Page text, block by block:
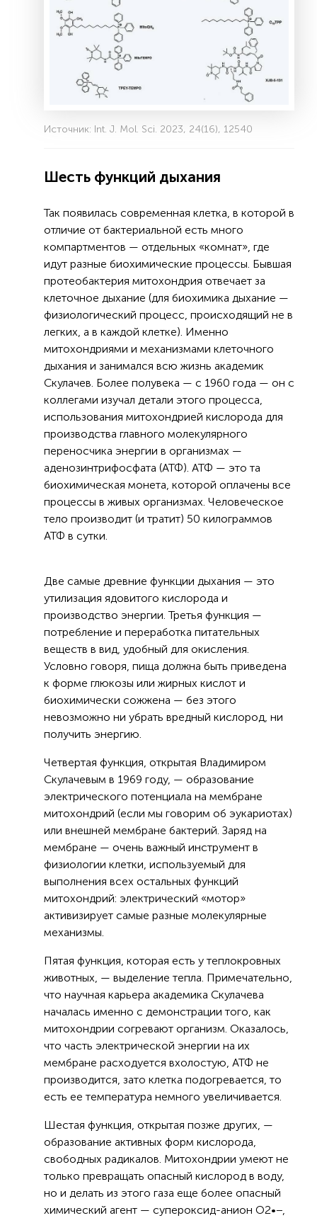
Источник: Int. J. Mol. Sci. 2023, 24(16), 12540
Шесть функций дыхания
Так появилась современная клетка, в которой в
отличие от бактериальной есть много
компартментов — отдельных «комнат», где
идут разные биохимические процессы. Бывшая
протеобактерия митохондрия отвечает за
клеточное дыхание (для биохимика дыхание —
физиологический процесс, происходящий не в
легких, а в каждой клетке). Именно
митохондриями и механизмами клеточного
дыхания и занимался всю жизнь академик
Скулачев. Более полувека — с 1960 года — он с
коллегами изучал детали этого процесса,
использования митохондрией кислорода для
производства главного молекулярного
переносчика энергии в организмах —
аденозинтрифосфата (АТФ). АТФ — это та
биохимическая монета, которой оплачены все
процессы в живых организмах. Человеческое
тело производит (и тратит) 50 килограммов
АТФ в сутки.
Две самые древние функции дыхания — это
утилизация ядовитого кислорода и
производство энергии. Третья функция —
потребление и переработка питательных
веществ в вид, удобный для окисления.
Условно говоря, пища должна быть приведена
к форме глюкозы или жирных кислот и
биохимически сожжена — без этого
невозможно ни убрать вредный кислород, ни
получить энергию.
Четвертая функция, открытая Владимиром
Скулачевым в 1969 году, — образование
электрического потенциала на мембране
митохондрий (если мы говорим об эукариотах)
или внешней мембране бактерий. Заряд на
мембране — очень важный инструмент в
физиологии клетки, используемый для
выполнения всех остальных функций
митохондрий: электрический «мотор»
активизирует самые разные молекулярные
механизмы.
Пятая функция, которая есть у теплокровных
животных, — выделение тепла. Примечательно,
что научная карьера академика Скулачева
началась именно с демонстрации того, как
митохондрии согревают организм. Оказалось,
что часть электрической энергии на их
мембране расходуется вхолостую, АТФ не
производится, зато клетка подогревается, то
есть ее температура немного увеличивается.
Шестая функция, открытая позже других, —
образование активных форм кислорода,
свободных радикалов. Митохондрии умеют не
только превращать опасный кислород в воду,
но и делать из этого газа еще более опасный
химический агент — супероксид-анион O2•−,